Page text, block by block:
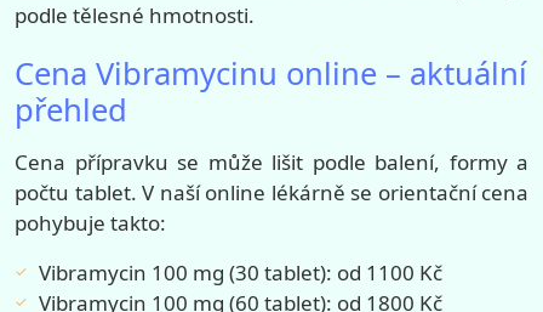
podle tělesné hmotnosti.
Cena Vibramycinu online – aktuální
přehled
Cena přípravku se může lišit podle balení, formy a
počtu tablet. V naší online lékárně se orientační cena
pohybuje takto:
Vibramycin 100 mg (30 tablet): od 1100 Kč
Vibramycin 100 mg (60 tablet): od 1800 Kč